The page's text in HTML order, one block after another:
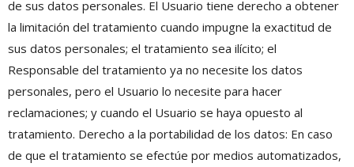
de sus datos personales. El Usuario tiene derecho a obtener
la limitación del tratamiento cuando impugne la exactitud de
sus datos personales; el tratamiento sea ilícito; el
Responsable del tratamiento ya no necesite los datos
personales, pero el Usuario lo necesite para hacer
reclamaciones; y cuando el Usuario se haya opuesto al
tratamiento. Derecho a la portabilidad de los datos: En caso
de que el tratamiento se efectúe por medios automatizados,